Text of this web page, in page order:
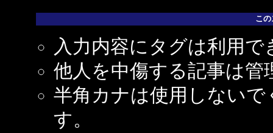
こ
入力内容にタグは利用で
他人を中傷する記事は管
半角カナは使用しない
す。